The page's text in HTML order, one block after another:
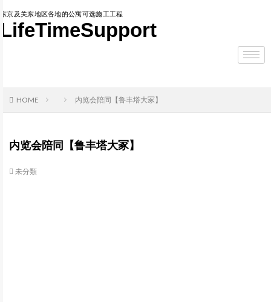
东京及关东地区各地的公寓可选施工工程
LifeTimeSupport
HOME 内览会陪同【鲁丰塔大冢】
内览会陪同【鲁丰塔大冢】
未分類